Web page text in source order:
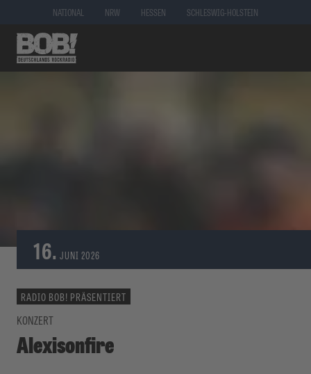
NATIONAL NRW HESSEN SCHLESWIG-HOLSTEIN
16. JUNI 2026
RADIO BOB! PRÄSENTIERT
KONZERT
Alexisonfire